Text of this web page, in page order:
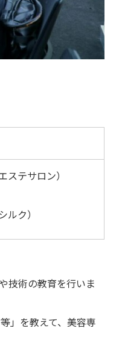
テサロン）
ク）
技術の教育を行いま
」を教えて、美容専